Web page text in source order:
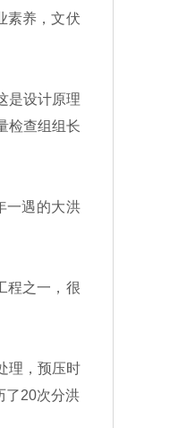
素养，文伏
是设计原理
检查组组长
一遇的大洪
程之一，很
理，预压时
了20次分洪